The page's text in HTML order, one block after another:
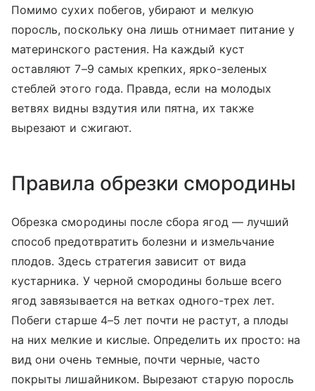
Помимо сухих побегов, убирают и мелкую
поросль, поскольку она лишь отнимает питание у
материнского растения. На каждый куст
оставляют 7–9 самых крепких, ярко-зеленых
стеблей этого года. Правда, если на молодых
ветвях видны вздутия или пятна, их также
вырезают и сжигают.
Правила обрезки смородины
Обрезка смородины после сбора ягод — лучший
способ предотвратить болезни и измельчание
плодов. Здесь стратегия зависит от вида
кустарника. У черной смородины больше всего
ягод завязывается на ветках одного-трех лет.
Побеги старше 4–5 лет почти не растут, а плоды
на них мелкие и кислые. Определить их просто: на
вид они очень темные, почти черные, часто
покрыты лишайником. Вырезают старую поросль